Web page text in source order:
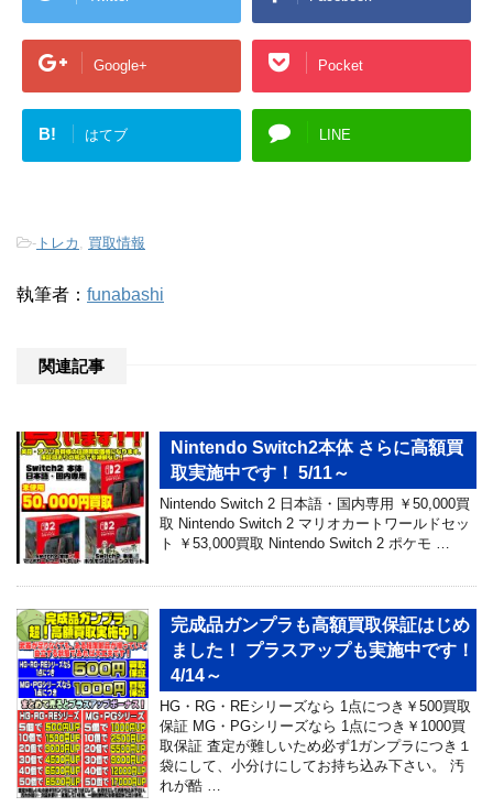
Google+ Pocket
B! はてブ LINE
- トレカ 買取情報
執筆者： funabashi
関連記事
Nintendo Switch2本体 さらに高額買
取実施中です！ 5/11～
Nintendo Switch 2 日本語・国内専用 ￥50,000買
取 Nintendo Switch 2 マリオカートワールドセッ
ト ￥53,000買取 Nintendo Switch 2 ポケモ …
完成品ガンプラも高額買取保証はじめ
ました！ プラスアップも実施中です！
4/14～
HG・RG・REシリーズなら 1点につき￥500買取
保証 MG・PGシリーズなら 1点につき￥1000買
取保証 査定が難しいため必ず1ガンプラにつき１
袋にして、小分けにしてお持ち込み下さい。 汚
れが酷 …